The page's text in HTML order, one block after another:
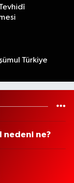
Türkiye
nedeni ne?